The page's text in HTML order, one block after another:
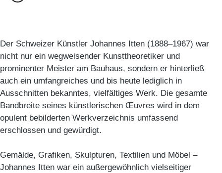
Der Schweizer Künstler Johannes Itten (1888–1967) war
nicht nur ein wegweisender Kunsttheoretiker und
prominenter Meister am Bauhaus, sondern er hinterließ
auch ein umfangreiches und bis heute lediglich in
Ausschnitten bekanntes, vielfältiges Werk. Die gesamte
Bandbreite seines künstlerischen Œuvres wird in dem
opulent bebilderten Werkverzeichnis umfassend
erschlossen und gewürdigt.
Gemälde, Grafiken, Skulpturen, Textilien und Möbel –
Johannes Itten war ein außergewöhnlich vielseitiger